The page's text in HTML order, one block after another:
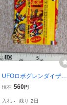
UFOロボグレンダイザー
ガム包装紙 永井豪 東
現在 560円
入札 - 残り 2日